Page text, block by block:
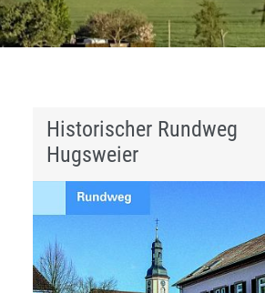
Historischer Rundweg
Hugsweier